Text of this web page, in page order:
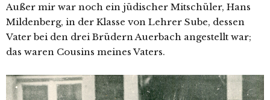
Außer mir war noch ein jüdi­scher Mitschüler, Hans
Mildenberg, in der Klasse von Lehrer Sube, des­sen
Vater bei den drei Brüdern Auerbach ange­stellt war;
das waren Cousins mei­nes Vaters.